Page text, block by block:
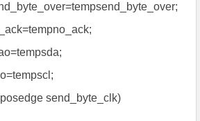
send_byte_clk)